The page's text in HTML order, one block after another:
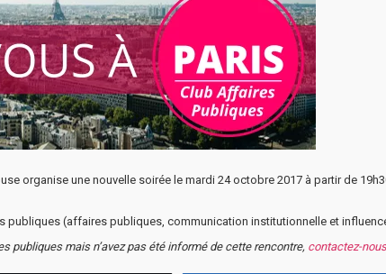
organise une nouvelle soirée le mardi 24 octobre 2017 à partir de
publiques (affaires publiques, communication institutionnelle et
publiques mais n’avez pas été informé de cette rencontre, contactez-nous